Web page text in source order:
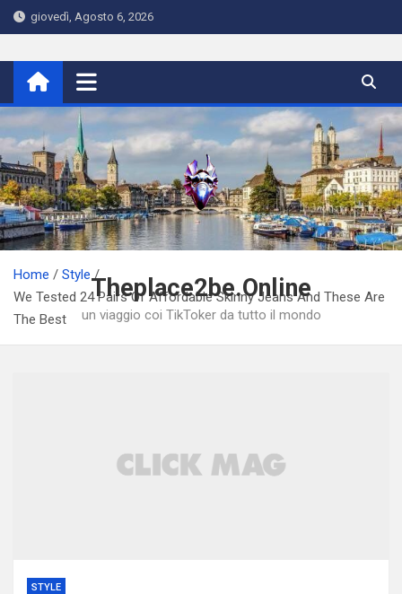
Skip
to
giovedì, Agosto 6, 2026
Theplace2be.Online
un viaggio coi TikToker da tutto il mondo
Home
Style
We Tested 24 Pairs Of Affordable Skinny Jeans And These Are
The Best
STYLE